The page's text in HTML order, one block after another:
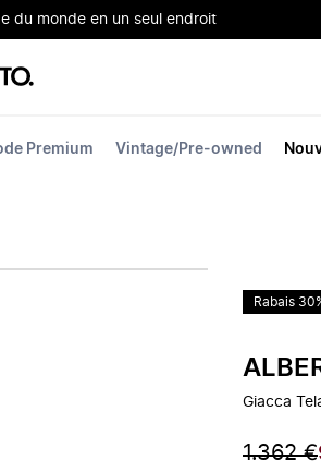
du monde en un seul endroit
Premium Vintage/Pre-owned
Rabais
Giacca
1.362 €